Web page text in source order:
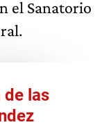
el Sanatorio
de las